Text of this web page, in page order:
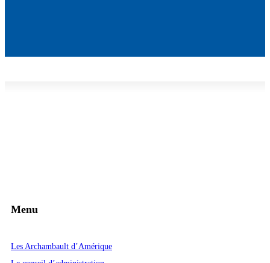
Menu
Les Archambault d’Amérique